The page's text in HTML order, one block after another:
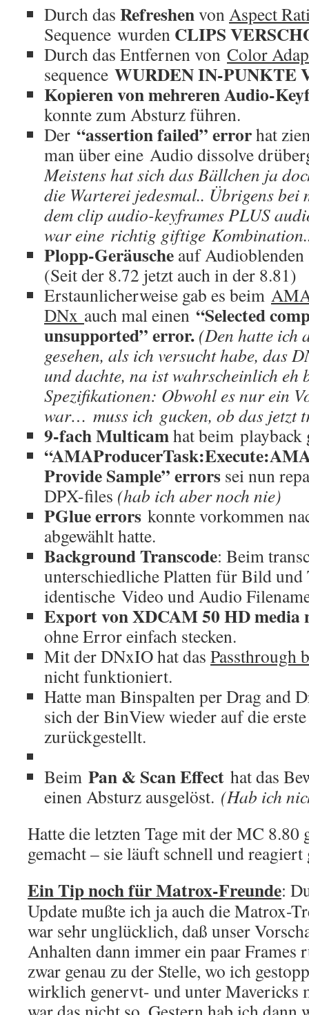
Durch das RefreshenvonAspect
Sequence wurden CLIPS
Durch das Entfernen von Color
sequence WURDEN IN-PUNKTE
Kopieren von mehreren Audio-
konnte zum Absturz führen.
Der “assertion failed” errorhat
man über eine Audio dissolve
Meistens hat sich das Bällchen ja
die Warterei jedesmal.. Übrigens bei
dem clip audio-keyframes PLUS
war eine richtig giftige
Plopp-Geräusche auf
(Seit der 8.72 jetzt auch in der 8.81)
Erstaunlicherweise gab es beim
DNx auch mal einen “Selected
unsupported” error. (Den hatte ich
gesehen, als ich versucht habe, das
und dachte, na ist wahrscheinlich eh
Spezifikationen: Obwohl es nur ein
war… muss ich gucken, ob das jetzt
9-fach Multicamhat beim playback
Provide Sample” errors sei nun
DPX-files (hab ich aber noch nie)
PGlue errors konnte vorkommen
abgewählt hatte.
Background Transcode: Beim
unterschiedliche Platten für Bild und
identische Video und Audio
Export von XDCAM 50 HD media
ohne Error einfach stecken.
Mit der DNxIO hat das Passthrough
nicht funktioniert.
Hatte man Binspalten per Drag and
sich der BinView wieder auf die
zurückgestellt.
Beim Pan & Scan Effect hat das
einen Absturz ausgelöst. (Hab ich
Hatte die letzten Tage mit der MC 8.80
gemacht – sie läuft schnell und reagiert
Ein Tip noch für Matrox-Freunde:
Update mußte ich ja auch die Matrox-
war sehr unglücklich, daß unser
Anhalten dann immer ein paar Frames
zwar genau zu der Stelle, wo ich
wirklich genervt- und unter Mavericks